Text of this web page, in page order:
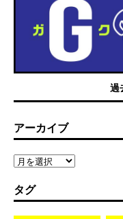
過
アーカイブ
タグ